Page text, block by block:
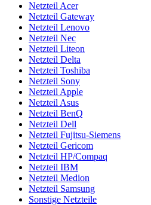
Netzteil Acer
Netzteil Gateway
Netzteil Lenovo
Netzteil Nec
Netzteil Liteon
Netzteil Delta
Netzteil Toshiba
Netzteil Sony
Netzteil Apple
Netzteil Asus
Netzteil BenQ
Netzteil Dell
Netzteil Fujitsu-Siemens
Netzteil Gericom
Netzteil HP/Compaq
Netzteil IBM
Netzteil Medion
Netzteil Samsung
Sonstige Netzteile